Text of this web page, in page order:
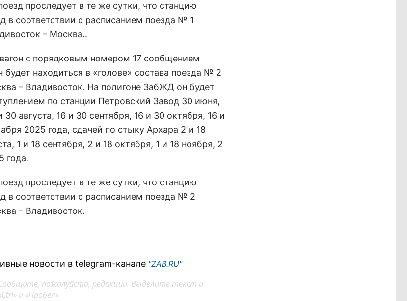
проследует в те же сутки, что станцию
в соответствии с расписанием поезда № 1
– Москва..
с порядковым номером 17 сообщением
будет находиться в «голове» состава поезда № 2
– Владивосток. На полигоне ЗабЖД он будет
по станции Петровский Завод 30 июня,
августа, 16 и 30 сентября, 16 и 30 октября, 16 и
2025 года, сдачей по стыку Архара 2 и 18
1 и 18 сентября, 2 и 18 октября, 1 и 18 ноября, 2
года.
проследует в те же сутки, что станцию
в соответствии с расписанием поезда № 2
– Владивосток.
новости в telegram-канале "ZAB.RU"
пожалуйста, редакции. Выделите текст и
и «Пробел»